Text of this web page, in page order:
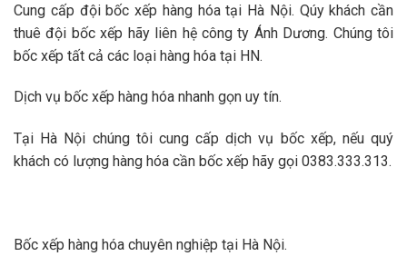
Cung cấp đội bốc xếp hàng hóa tại Hà Nội. Qúy khách cần
thuê đội bốc xếp hãy liên hệ công ty Ánh Dương. Chúng tôi
bốc xếp tất cả các loại hàng hóa tại HN.
Dịch vụ bốc xếp hàng hóa nhanh gọn uy tín.
Tại Hà Nội chúng tôi cung cấp dịch vụ bốc xếp, nếu quý
khách có lượng hàng hóa cần bốc xếp hãy gọi 0383.333.313.
Bốc xếp hàng hóa chuyên nghiệp tại Hà Nội.